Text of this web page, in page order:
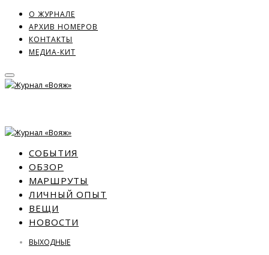
О ЖУРНАЛЕ
АРХИВ НОМЕРОВ
КОНТАКТЫ
МЕДИА-КИТ
СОБЫТИЯ
ОБЗОР
МАРШРУТЫ
ЛИЧНЫЙ ОПЫТ
ВЕЩИ
НОВОСТИ
ВЫХОДНЫЕ